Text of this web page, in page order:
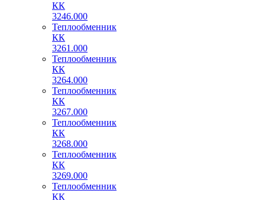
КК
3246.000
Теплообменник
КК
3261.000
Теплообменник
КК
3264.000
Теплообменник
КК
3267.000
Теплообменник
КК
3268.000
Теплообменник
КК
3269.000
Теплообменник
КК